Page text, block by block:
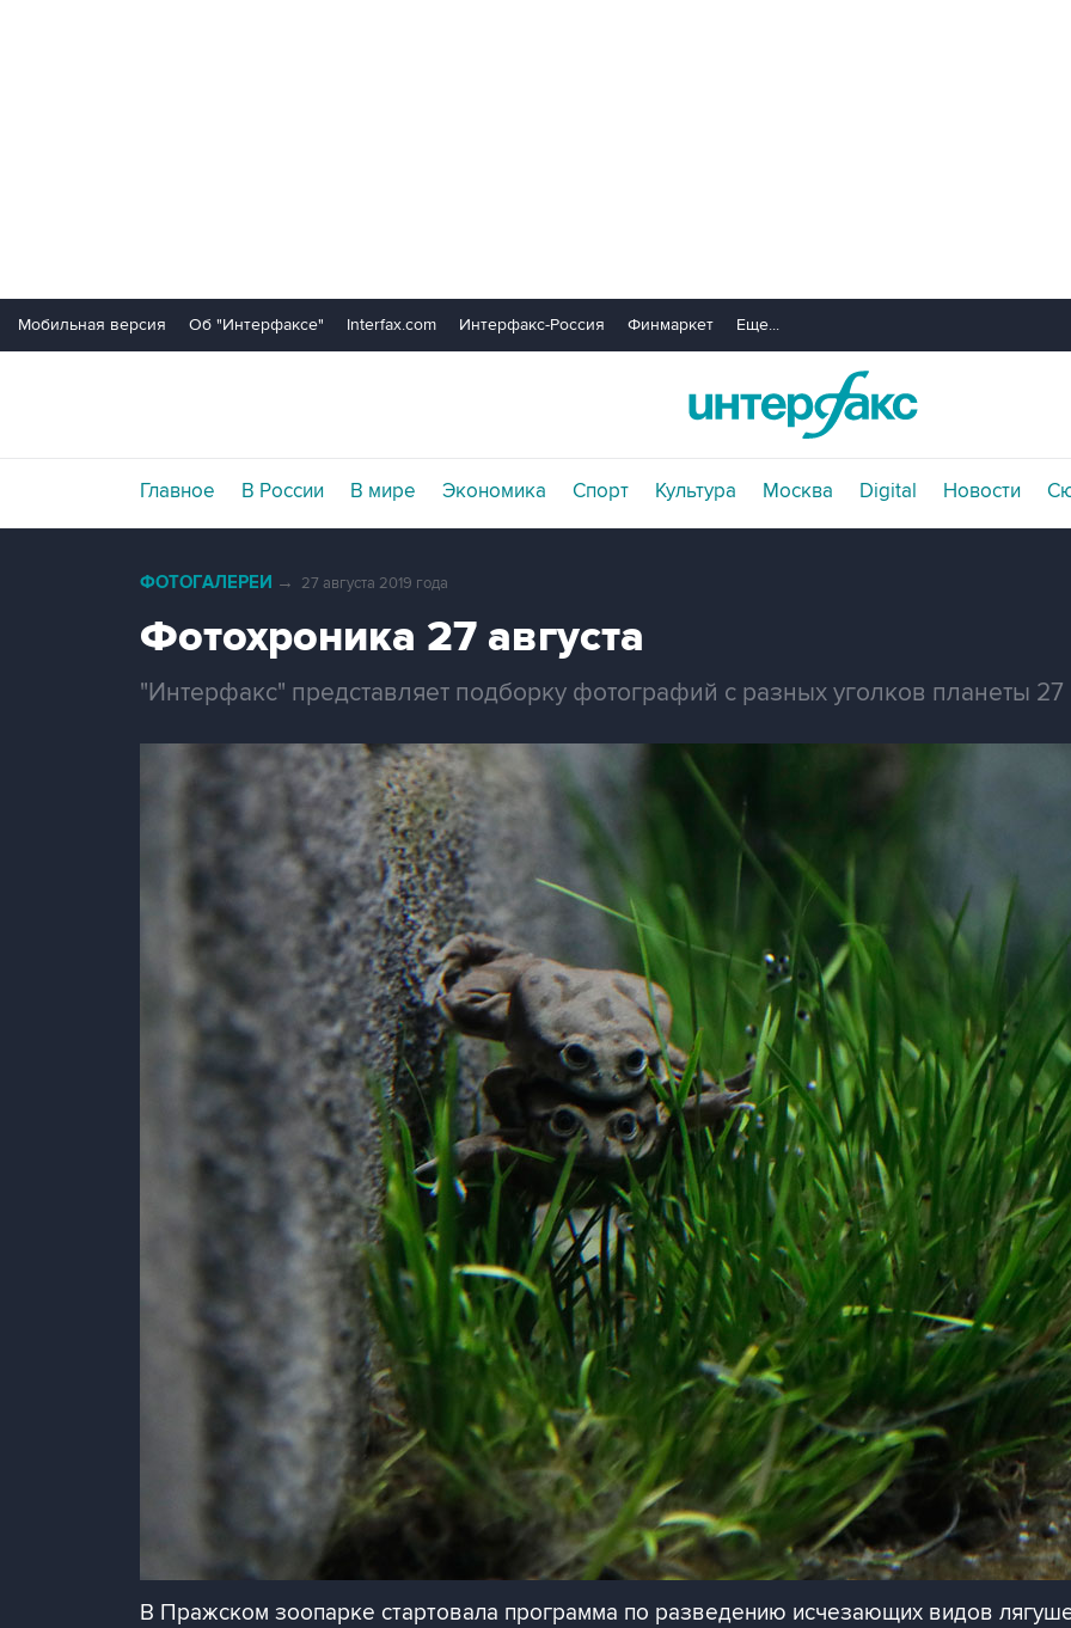
Мобильная версия Об "Интерфаксе" Interfax.com Интерфакс-Россия Финмаркет Еще...
Главное В России В мире Экономика Спорт Культура Москва Digital Новости
ФОТОГАЛЕРЕИ → 27 августа 2019 года
Фотохроника 27 августа
"Интерфакс" представляет подборку фотографий с разных уголков планеты 27
В Пражском зоопарке стартовала программа по разведению исчезающих видов